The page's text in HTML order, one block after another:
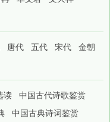
唐代 五代 宋代
金朝
读
中国古代诗歌鉴赏
中国古典诗词鉴赏